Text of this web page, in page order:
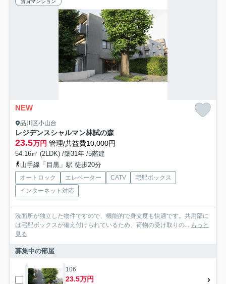
賃貸マンション
NEW
品川区小山台
レジデンスシャルマン林試の森
23.5万円 管理/共益費10,000円
54.16㎡ (2LDK) /築31年 /5階建
山手線「目黒」駅 徒歩20分
オートロック エレベーター CATV
宅配ボックス
インターネット対応
洗面所が独立した物件ですので、機能的で身支度も快適です。共用部に
は宅配ボックスが備え付けられているため、荷物の受け取りの... もっと
見る
募集中の部屋
106
23.5万円